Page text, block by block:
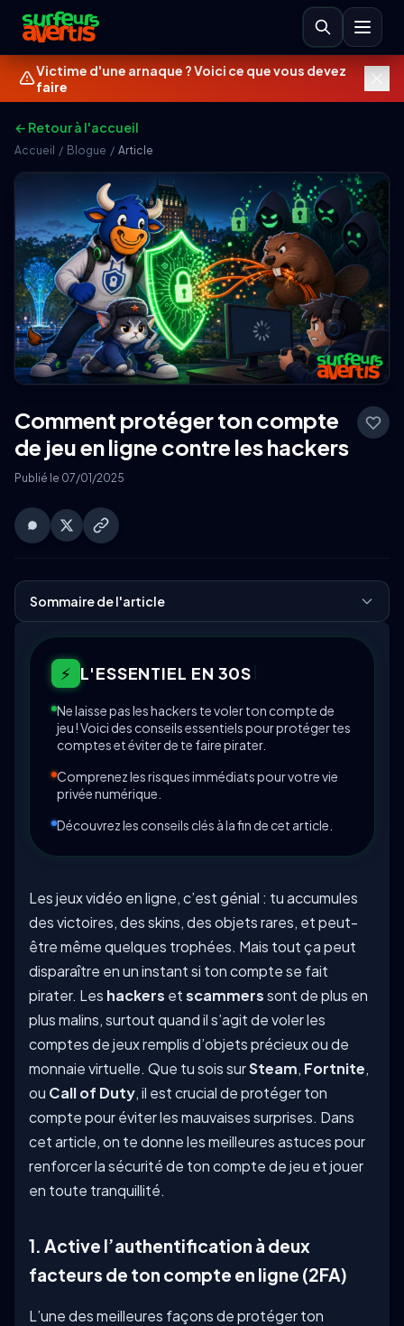
Victime d'une arnaque ? Voici ce que vous devez
faire
← Retour à l'accueil
Accueil / Blogue / Article
Comment protéger ton compte
de jeu en ligne contre les hackers
Publié le 07/01/2025
Sommaire de l'article
⚡ L'ESSENTIEL EN 30S
Ne laisse pas les hackers te voler ton compte de
jeu ! Voici des conseils essentiels pour protéger tes
comptes et éviter de te faire pirater.
Comprenez les risques immédiats pour votre vie
privée numérique.
Découvrez les conseils clés à la fin de cet article.
Les jeux vidéo en ligne, c’est génial : tu accumules
des victoires, des skins, des objets rares, et peut-
être même quelques trophées. Mais tout ça peut
disparaître en un instant si ton compte se fait
pirater. Les hackers etscammerssont de plus en
plus malins, surtout quand il s’agit de voler les
comptes de jeux remplis d’objets précieux ou de
monnaie virtuelle. Que tu sois surSteam, Fortnite,
ou Call of Duty, il est crucial de protéger ton
compte pour éviter les mauvaises surprises. Dans
cet article, on te donne les meilleures astuces pour
renforcer la sécurité de ton compte de jeu et jouer
en toute tranquillité.
1. Active l’authentification à deux
facteurs de ton compte en ligne (2FA)
L’une des meilleures façons de protéger ton